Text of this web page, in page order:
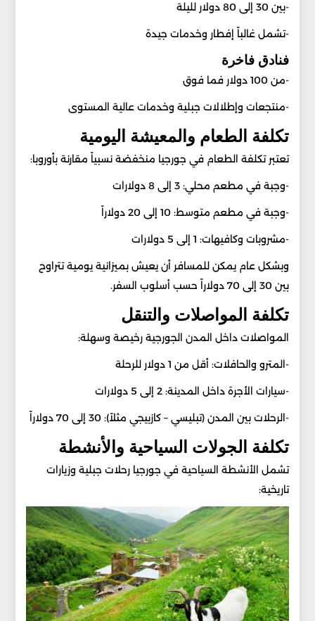
-بين 30 إلى 80 دولار لليلة
-تشمل غالباً إفطار وخدمات جيدة
فنادق فاخرة
-من 100 دولار فما فوق
-منتجعات وإطلالات جبلية وخدمات عالية المستوى
تكلفة الطعام والمعيشة اليومية
تعتبر تكلفة الطعام في جورجيا منخفضة نسبياً مقارنة بأوروبا:
-وجبة في مطعم محلي: 3 إلى 8 دولارات
-وجبة في مطعم متوسط: 10 إلى 20 دولاراً
-مشروبات وكافيهات: 1 إلى 5 دولارات
وبشكل عام يمكن للمسافر أن يعيش بميزانية يومية تتراوح
بين 30 إلى 70 دولاراً حسب أسلوب السفر.
تكلفة المواصلات والتنقل
المواصلات داخل المدن الجورجية رخيصة وسهلة:
-المترو والحافلات: أقل من 1 دولار للرحلة
-سيارات الأجرة داخل المدينة: 2 إلى 5 دولارات
-الرحلات بين المدن (تبليسي – كازبيجي مثلاً): 30 إلى 70 دولاراً
تكلفة الجولات السياحية والأنشطة
تشمل الأنشطة السياحية في جورجيا رحلات جبلية وزيارات
تاريخية: